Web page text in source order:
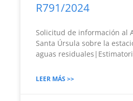
R791/2024
Solicitud de información al
Santa Úrsula sobre la
aguas
LEER MÁS >>